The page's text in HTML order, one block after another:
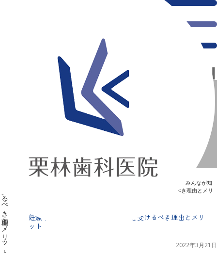
千葉県の新浦安にある歯医者｜妊娠中も歯科の受診を！妊婦検診を受けるべき理由とメリット
妊娠中も歯科の受診を！妊婦検診を受けるべき理由とメリ
みんなが知
妊娠中も歯科の受診を！妊婦検診を受けるべき理由とメリ
妊娠中も歯科の受診を！妊婦検診を受けるべき理由とメリ
ット
2022年3月21日